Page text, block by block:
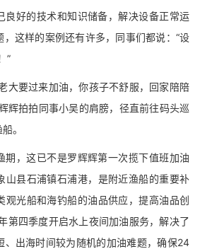
好的技术和知识储备，解决设备正常运
这样的案例还有许多，同事们都说：“设
”
要过来加油，你孩子不舒服，回家陪陪
辉拍拍同事小吴的肩膀，径直前往码头巡
。
，这已不是罗辉辉第一次揽下值班加油
山县石浦镇石浦港，是附近渔船的重要补
观光船和海钓船的油品供应，提高油品创
第四季度开启水上夜间加油服务，解决了
、出海时间较为随机的加油难题，确保24